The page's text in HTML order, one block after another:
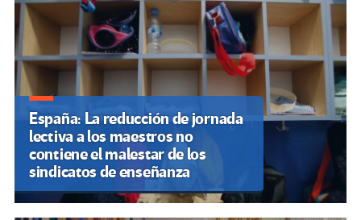
España: La reducción de jornada
lectiva a los maestros no
contiene el malestar de los
sindicatos de enseñanza